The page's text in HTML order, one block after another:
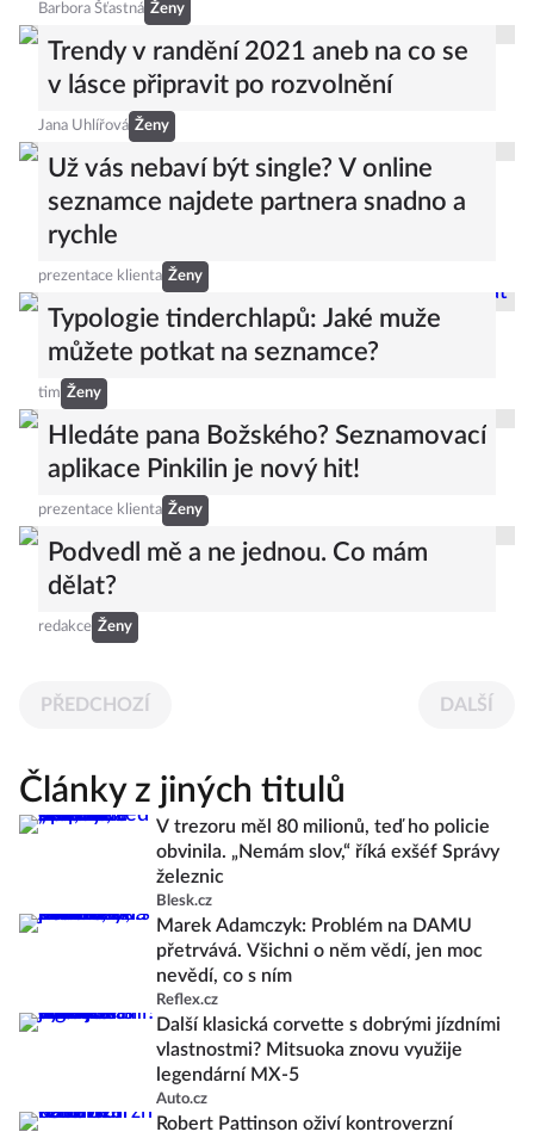
Barbora Šťastná Ženy
Trendy v randění 2021 aneb na co se
v lásce připravit po rozvolnění
Jana Uhlířová Ženy
Už vás nebaví být single? V online
seznamce najdete partnera snadno a
rychle
prezentace klienta Ženy
Typologie tinderchlapů: Jaké muže
můžete potkat na seznamce?
tim Ženy
Hledáte pana Božského? Seznamovací
aplikace Pinkilin je nový hit!
prezentace klienta Ženy
Podvedl mě a ne jednou. Co mám
dělat?
redakce Ženy
PŘEDCHOZÍ DALŠÍ
Články z jiných titulů
V trezoru měl 80 milionů, teď ho policie
obvinila. „Nemám slov,“ říká exšéf Správy
železnic
Blesk.cz
Marek Adamczyk: Problém na DAMU
přetrvává. Všichni o něm vědí, jen moc
nevědí, co s ním
Reflex.cz
Další klasická corvette s dobrými jízdními
vlastnostmi? Mitsuoka znovu využije
legendární MX-5
Auto.cz
Robert Pattinson oživí kontroverzní